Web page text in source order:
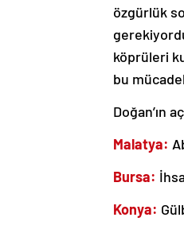
özgürlük
köprüleri
bu
Doğan’ın
Malatya:
Bursa:
Konya: